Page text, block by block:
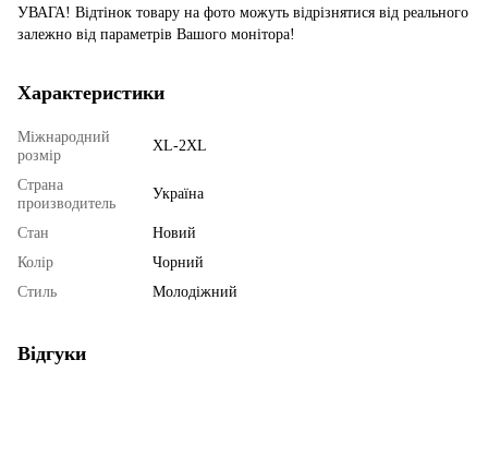
УВАГА! Відтінок товару на фото можуть відрізнятися від реального
залежно від параметрів Вашого монітора!
Характеристики
Міжнародний
розмір
XL-2XL
Страна
производитель
Україна
Стан
Новий
Колір
Чорний
Стиль
Молодіжний
Відгуки